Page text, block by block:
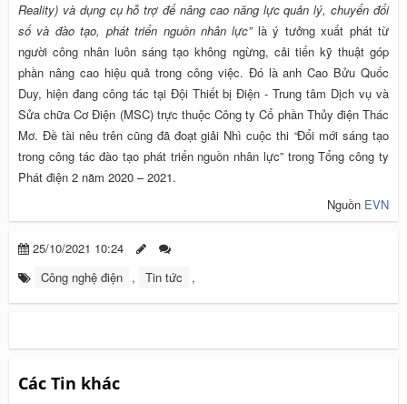
Reality) và dụng cụ hỗ trợ để nâng cao năng lực quản lý, chuyển đổi
số và đào tạo, phát triển nguồn nhân lực”là ý tưởng xuất phát từ
người công nhân luôn sáng tạo không ngừng, cải tiến kỹ thuật góp
phần nâng cao hiệu quả trong công việc. Đó là anh Cao Bửu Quốc
Duy, hiện đang công tác tại Đội Thiết bị Điện - Trung tâm Dịch vụ và
Sửa chữa Cơ Điện (MSC) trực thuộc Công ty Cổ phần Thủy điện Thác
Mơ. Đề tài nêu trên cũng đã đoạt giải Nhì cuộc thi “Đổi mới sáng tạo
trong công tác đào tạo phát triển nguồn nhân lực” trong Tổng công ty
Phát điện 2 năm 2020 – 2021.
Nguồn EVN
25/10/2021 10:24
Công nghệ điện , Tin tức ,
Các Tin khác